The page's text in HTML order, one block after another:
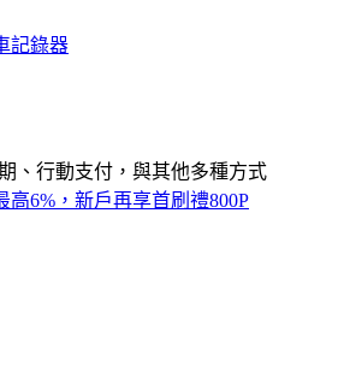
記錄器
、行動支付，與其他多種方式
高6%，新戶再享首刷禮800P